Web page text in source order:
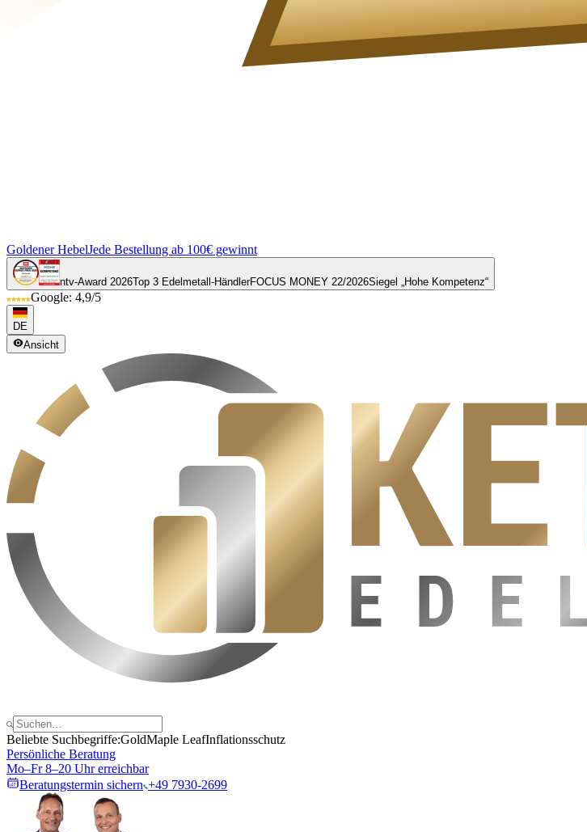
Goldener HebelJede Bestellung ab 100€ gewinnt
ntv-Award 2026Top 3 Edelmetall-HändlerFOCUS MONEY 22/2026Siegel „Hohe Kompetenz“
Google: 4,9/5
DE
Ansicht
Beliebte Suchbegriffe:GoldMaple LeafInflationsschutz
Persönliche Beratung
Mo–Fr 8–20 Uhr erreichbar
Beratungstermin sichern +49 7930-2699